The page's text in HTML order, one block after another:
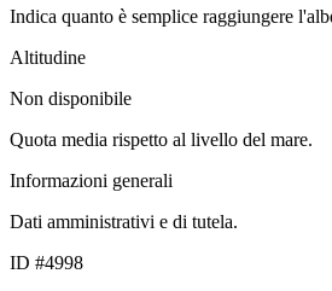
Indica quanto è semplice raggiungere
Altitudine
Non disponibile
Quota media rispetto al livello del mare.
Informazioni generali
Dati amministrativi e di tutela.
ID #4998